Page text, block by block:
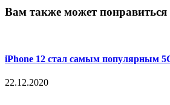
Вам также может понравиться
iPhone 12 стал самым популярным
22.12.2020